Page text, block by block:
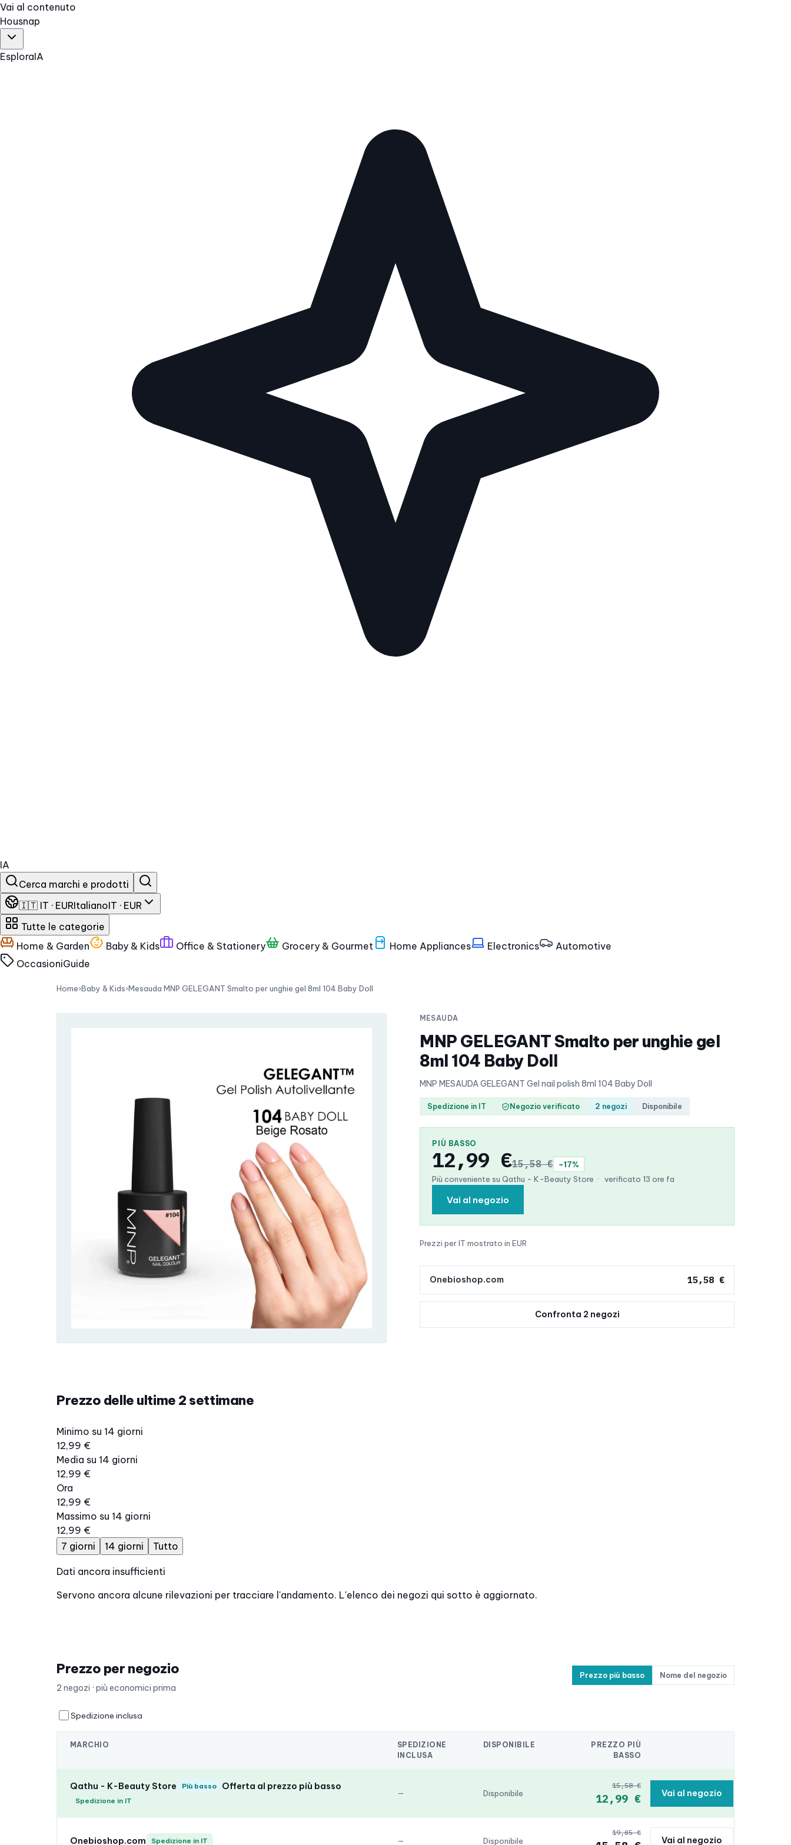
Vai al contenuto
Housnap
EsploraIA
IA
Cerca marchi e prodotti
🇮🇹 IT · EURItalianoIT · EUR
Tutte le categorie
Home & Garden
Baby & Kids Office & Stationery Grocery & Gourmet Home Appliances Electronics
Automotive
OccasioniGuide
Home›Baby & Kids›Mesauda MNP GELEGANT Smalto per unghie gel 8ml 104 Baby Doll
MESAUDA
MNP GELEGANT Smalto per unghie gel
8ml 104 Baby Doll
MNP MESAUDA GELEGANT Gel nail polish 8ml 104 Baby Doll
Spedizione in IT Negozio verificato 2 negozi Disponibile
PIÙ BASSO
12,99 €15,58 €
−17%
Più conveniente su Qathu - K-Beauty Store · verificato 13 ore fa
Vai al negozio
Prezzi per IT·mostrato in EUR
Onebioshop.com 15,58 €
Confronta 2 negozi
Prezzo delle ultime 2 settimane
Minimo su 14 giorni
12,99 €
Media su 14 giorni
12,99 €
Ora
12,99 €
Massimo su 14 giorni
12,99 €
7 giorni
14 giorni Tutto
Dati ancora insufficienti
Servono ancora alcune rilevazioni per tracciare l'andamento. L'elenco dei negozi qui sotto è aggiornato.
Prezzo per negozio
2 negozi · più economici prima
Prezzo più basso Nome del negozio
Spedizione inclusa
MARCHIO
SPEDIZIONE
INCLUSA
DISPONIBILE
PREZZO PIÙ
BASSO
Qathu - K-Beauty Store Più basso Offerta al prezzo più basso
Spedizione in IT
— Disponibile
15,58 €
12,99 € Vai al negozio
Onebioshop.com Spedizione in IT — Disponibile
19,05 €
Vai al negozio